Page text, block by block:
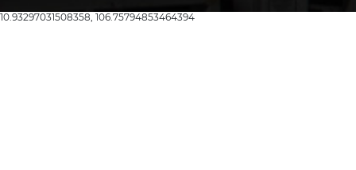
10.93297031508358, 106.75794853464394